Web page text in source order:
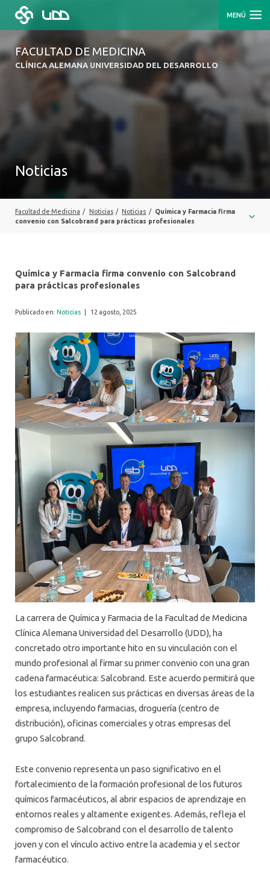
MENÚ
FACULTAD DE MEDICINA
CLÍNICA ALEMANA UNIVERSIDAD DEL DESARROLLO
Noticias
Facultad de Medicina / Noticias / Noticias /
Química y Farmacia firma
convenio con Salcobrand para prácticas profesionales
Química y Farmacia firma convenio con Salcobrand
para prácticas profesionales
Publicado en: Noticias 12 agosto, 2025
La carrera de Química y Farmacia de la Facultad de Medicina
Clínica Alemana Universidad del Desarrollo (UDD), ha
concretado otro importante hito en su vinculación con el
mundo profesional al firmar su primer convenio con una gran
cadena farmacéutica: Salcobrand. Este acuerdo permitirá que
los estudiantes realicen sus prácticas en diversas áreas de la
empresa, incluyendo farmacias, droguería (centro de
distribución), oficinas comerciales y otras empresas del
grupo Salcobrand.
Este convenio representa un paso significativo en el
fortalecimiento de la formación profesional de los futuros
químicos farmacéuticos, al abrir espacios de aprendizaje en
entornos reales y altamente exigentes. Además, refleja el
compromiso de Salcobrand con el desarrollo de talento
joven y con el vínculo activo entre la academia y el sector
farmacéutico.